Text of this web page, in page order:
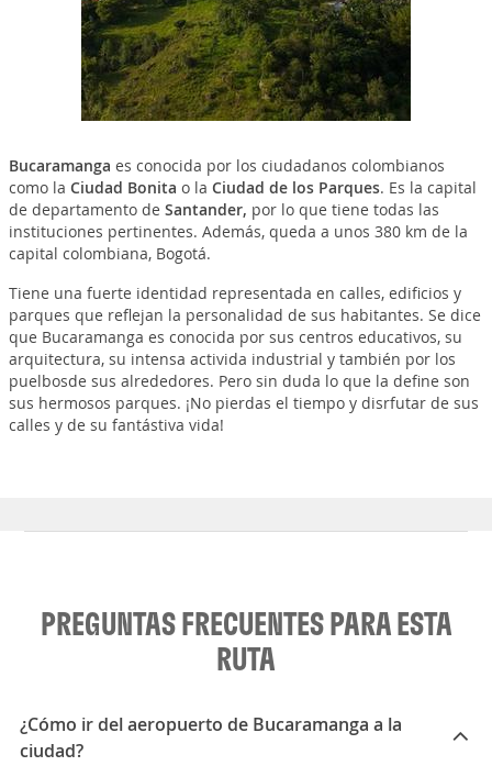
Bucaramanga es conocida por los ciudadanos colombianos
como la Ciudad Bonita o la Ciudad de los Parques. Es la capital
de departamento de Santander, por lo que tiene todas las
instituciones pertinentes. Además, queda a unos 380 km de la
capital colombiana, Bogotá.
Tiene una fuerte identidad representada en calles, edificios y
parques que reflejan la personalidad de sus habitantes. Se dice
que Bucaramanga es conocida por sus centros educativos, su
arquitectura, su intensa activida industrial y también por los
puelbosde sus alrededores. Pero sin duda lo que la define son
sus hermosos parques. ¡No pierdas el tiempo y disrfutar de sus
calles y de su fantástiva vida!
PREGUNTAS FRECUENTES PARA ESTA
RUTA
¿Cómo ir del aeropuerto de Bucaramanga a la
ciudad?